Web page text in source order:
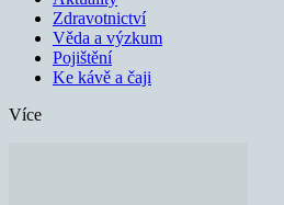
Zdravotnictví
Věda a výzkum
Pojištění
Ke kávě a čaji
Více